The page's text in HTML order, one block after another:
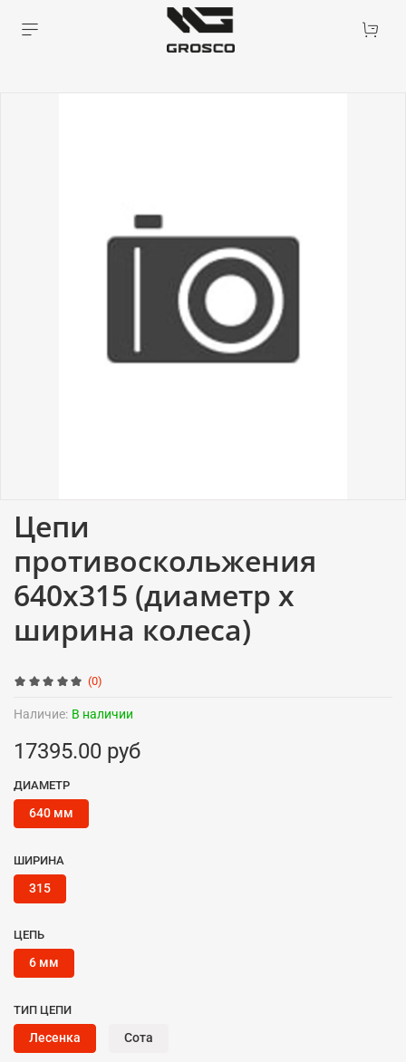
(0)
Наличие: В наличии
Цепи
противоскольжения
640x315 (диаметр x
ширина колеса)
17395.00 руб
ДИАМЕТР
640 мм
ШИРИНА
315
ЦЕПЬ
6 мм
ТИП ЦЕПИ
Лесенка Сота